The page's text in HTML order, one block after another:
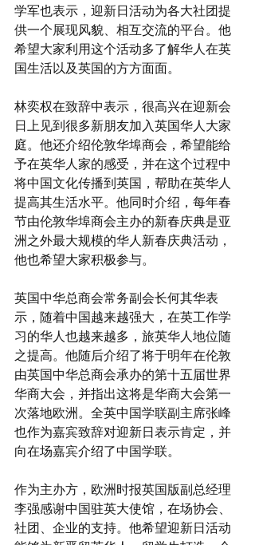
学军也表示，迎新日活动为各大社团提
供一个展现风貌、相互交流的平台。他
希望大家利用这个活动多了解华人在英
国生活以及英国的方方面面。
林奕权在致辞中表示，很高兴在迎新会
日上见到很多新朋友加入英国华人大家
庭。他还介绍伦敦华埠商会，希望能给
予在英华人家的感受，并在这个过程中
将中国文化传播到英国，帮助在英华人
提高其生活水平。他同时介绍，每年春
节由伦敦华埠商会主办的新春庆典是亚
洲之外最大规模的华人新春庆典活动，
他也希望大家积极参与。
英国中华总商会常务副会长何其华表
示，随着中国越来越强大，在英工作学
习的华人也越来越多，旅英华人地位随
之提高。他随后介绍了将于明年在伦敦
由英国中华总商会承办的第十五届世界
华商大会，并指出这将是华商大会第一
次落地欧洲。全英中国学联副主席张峰
也作为嘉宾致辞对迎新日表示肯定，并
向在场嘉宾介绍了中国学联。
作为主办方，欧洲时报英国版副总经理
李强感谢中国驻英大使馆，在场协会、
社团、企业的支持。他希望迎新日活动